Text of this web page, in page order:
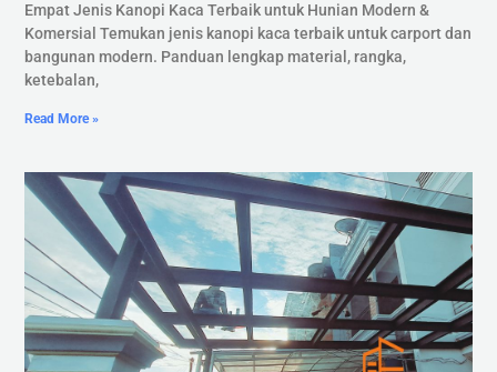
Empat Jenis Kanopi Kaca Terbaik untuk Hunian Modern &
Komersial Temukan jenis kanopi kaca terbaik untuk carport dan
bangunan modern. Panduan lengkap material, rangka,
ketebalan,
Read More »